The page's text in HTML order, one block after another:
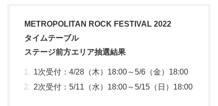
METROPOLITAN ROCK FESTIVAL 2022
タイムテーブル
ステージ前方エリア抽選結果
1次受付：4/28（木）18:00～5/6（金）18:00
2次受付：5/11（水）18:00～5/15（日）18:00